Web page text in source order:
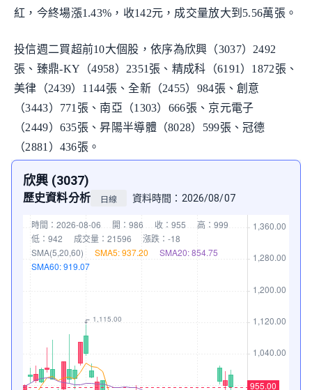
紅，今終場漲1.43%，收142元，成交量放大到5.56萬張。
投信週二買超前10大個股，依序為欣興（3037）2492
張、臻鼎-KY（4958）2351張、精成科（6191）1872張、
美律（2439）1144張、全新（2455）984張、創意
（3443）771張、南亞（1303）666張、京元電子
（2449）635張、昇陽半導體（8028）599張、冠德
（2881）436張。